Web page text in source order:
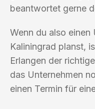
beantwortet gerne
Wenn du also einen
Kaliningrad planst,
Erlangen der
das Unternehmen
einen Termin für